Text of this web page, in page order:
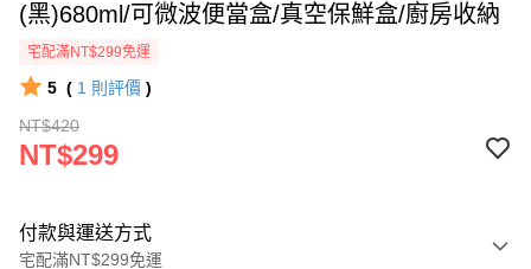
(黑)680ml/可微波便當盒/真空保鮮盒/廚房收納
宅配滿NT$299免運
5 ( 1 則評價 )
NT$420
NT$299
付款與運送方式
宅配滿NT$299免運